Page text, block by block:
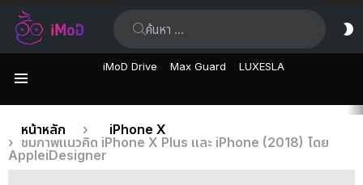
iMoD Drive Max Guard LUXESLA
เรื่อง
ล่าสุด
คุณอยู่ที่นี่:
หน้าหลัก
iPhone X
ชมภาพแนวคิด iPhone X Plus และ iPhone (2018) โดย
AppleiDesigner